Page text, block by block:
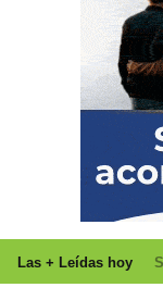
Las + Leídas hoy